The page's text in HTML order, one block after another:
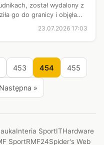
został wydalony z
go do granicy i objęła
deportacyjne
23.07.2026 17:03
453 454 455
Następna »
Interia SportITHardware
SportRMF24Spider's Web